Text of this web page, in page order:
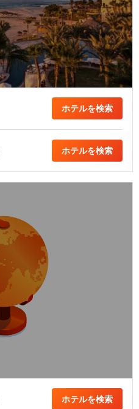
ホテルを検索
ホテルを検索
ホテルを検索